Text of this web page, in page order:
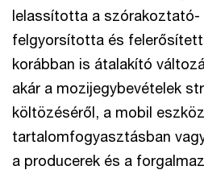
lelassította a szórakoztató-
felgyorsította és
korábban is átalakító
akár a mozijegybevételek
költözéséről, a mobil
tartalomfogyasztásban
a producerek és a